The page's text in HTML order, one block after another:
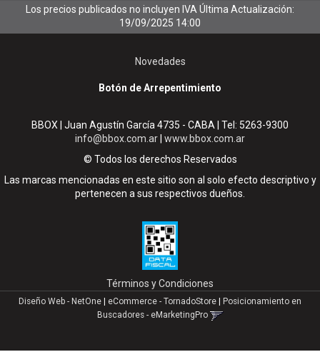
Los precios publicados no incluyen IVA Última Actualización:
19/09/2025 14:00
Novedades
Botón de Arrepentimiento
BBOX | Juan Agustín García 4735 - CABA | Tel: 5263-9300
info@bbox.com.ar www.bbox.com.ar
© Todos los derechos Reservados
Las marcas mencionadas en este sitio son al solo efecto descriptivo y
pertenecen a sus respectivos dueños.
Términos y Condiciones
Diseño Web - NetOne eCommerce - TornadoStore
Posicionamiento en
Buscadores - eMarketingPro